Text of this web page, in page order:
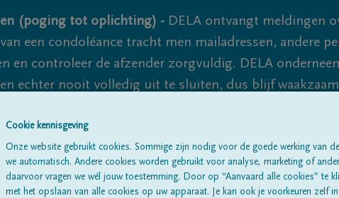
(poging tot oplichting) - DELA ontvangt meldingen
een condoléance tracht men mailadressen, andere
en controleer de afzender zorgvuldig. DELA
echter nooit volledig uit te sluiten, dus blijf
Alle rouwberichten
Cookie kennisgeving
Onze website gebruikt cookies. Sommige zijn nodig voor de goede werking van
we automatisch. Andere cookies worden gebruikt voor analyse, marketing of
daarvoor vragen we wél jouw toestemming. Door op “Aanvaard alle cookies” te
met het opslaan van alle cookies op uw apparaat. Je kan ook je voorkeuren zelf